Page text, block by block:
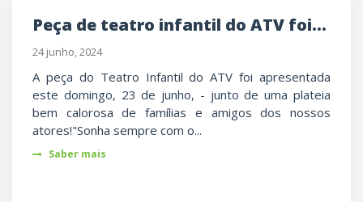
Peça de teatro infantil do ATV foi...
24 junho, 2024
A peça do Teatro Infantil do ATV foi apresentada
este domingo, 23 de junho, - junto de uma plateia
bem calorosa de famílias e amigos dos nossos
atores!"Sonha sempre com o...
Saber mais